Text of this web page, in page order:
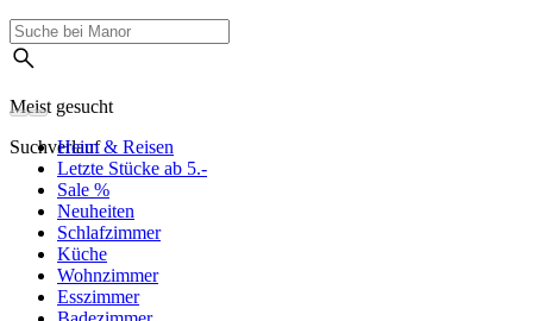
Meist gesucht
SuchverlaufHeim & Reisen
Letzte Stücke ab 5.-
Sale %
Neuheiten
Schlafzimmer
Küche
Wohnzimmer
Esszimmer